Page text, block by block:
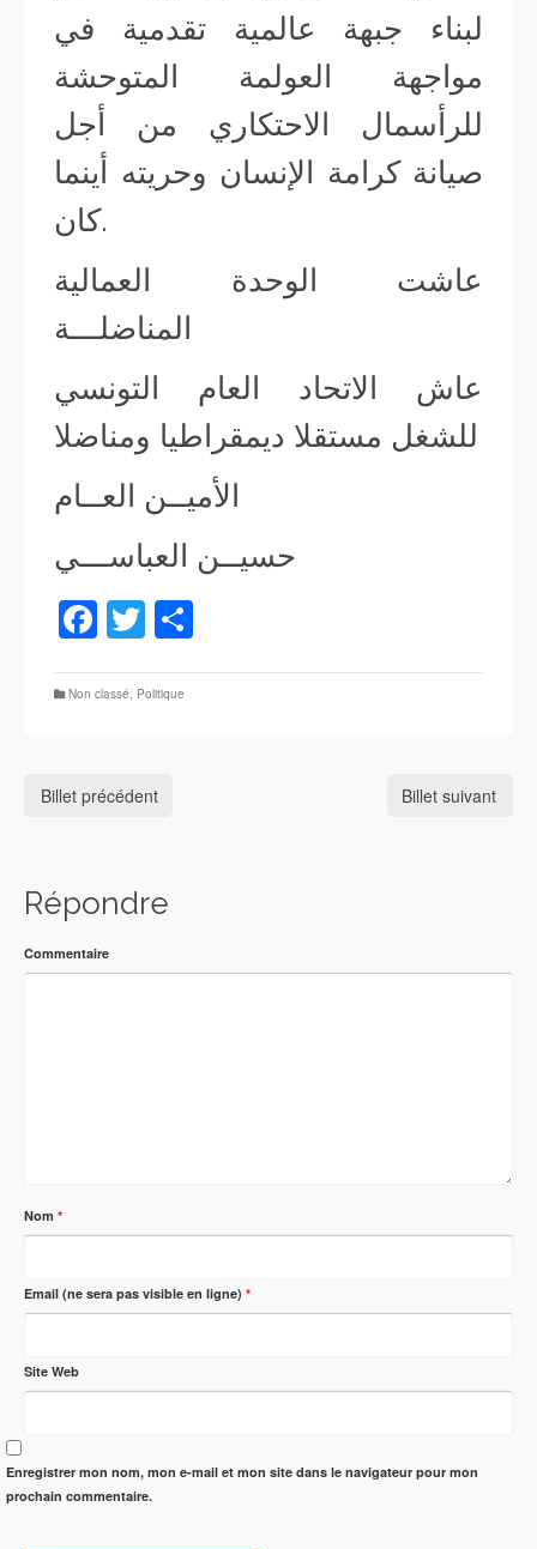
لبناء جبهة عالمية تقدمية في
مواجهة العولمة المتوحشة
للرأسمال الاحتكاري من أجل
صيانة كرامة الإنسان وحريته أينما
كان.
عاشت الوحدة العمالية
المناضلـــة
عاش الاتحاد العام التونسي
للشغل مستقلا ديمقراطيا ومناضلا
الأميــن العــام
حسيــن العباســـي
Facebook
Twitter
Non classé, Politique
Billet précédent Billet suivant
Répondre
Commentaire
Nom *
Email (ne sera pas visible en ligne) *
Site Web
Enregistrer mon nom, mon e-mail et mon site dans le navigateur pour mon
prochain commentaire.